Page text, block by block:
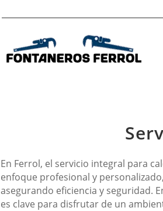
En Ferrol, el servicio integral para
enfoque profesional y
asegurando eficiencia y seguridad.
es clave para disfrutar de un